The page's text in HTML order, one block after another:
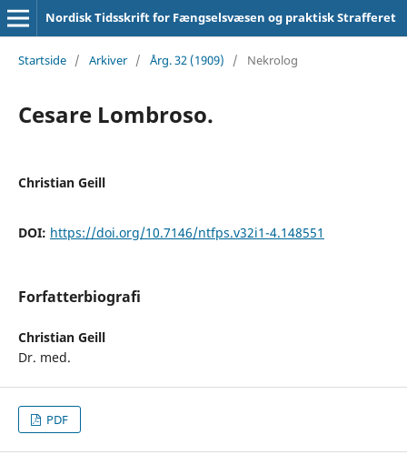
Nordisk Tidsskrift for Fængselsvæsen og praktisk Strafferet
Startside / Arkiver / Årg. 32 (1909) / Nekrolog
Cesare Lombroso.
Christian Geill
DOI: https://doi.org/10.7146/ntfps.v32i1-4.148551
Forfatterbiografi
Christian Geill
Dr. med.
PDF